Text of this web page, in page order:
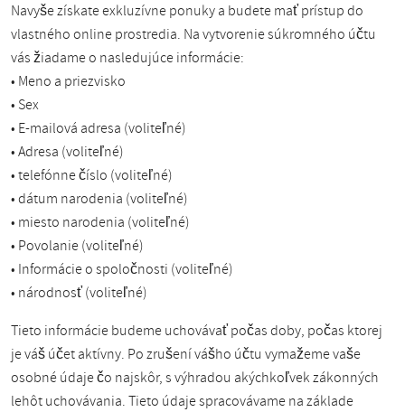
Navyše získate exkluzívne ponuky a budete mať prístup do
vlastného online prostredia. Na vytvorenie súkromného účtu
vás žiadame o nasledujúce informácie:
• Meno a priezvisko
• Sex
• E-mailová adresa (voliteľné)
• Adresa (voliteľné)
• telefónne číslo (voliteľné)
• dátum narodenia (voliteľné)
• miesto narodenia (voliteľné)
• Povolanie (voliteľné)
• Informácie o spoločnosti (voliteľné)
• národnosť (voliteľné)
Tieto informácie budeme uchovávať počas doby, počas ktorej
je váš účet aktívny. Po zrušení vášho účtu vymažeme vaše
osobné údaje čo najskôr, s výhradou akýchkoľvek zákonných
lehôt uchovávania. Tieto údaje spracovávame na základe